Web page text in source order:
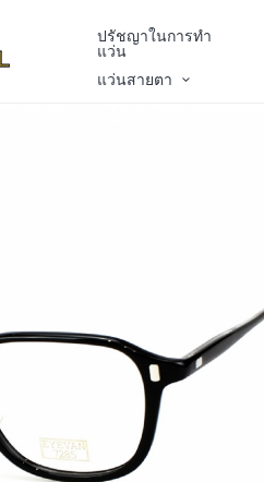
ปรัชญาในการทำ
แว่น
แว่นสายตา